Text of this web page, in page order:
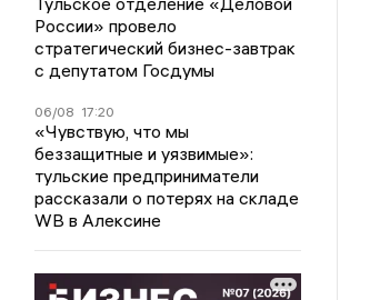
России» провело
стратегический бизнес-завтрак
с депутатом Госдумы
06/08 17:20
«Чувствую, что мы
беззащитные и уязвимые»:
тульские предприниматели
рассказали о потерях на складе
WB в Алексине